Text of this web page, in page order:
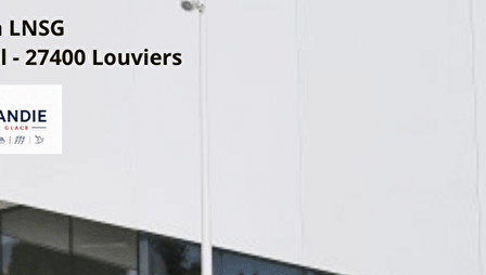
Exporter les lignes sélectionnées
Exporter toutes les colonnes
Exporter uniquement les colonnes affichées
<
>
ARTICLES 2023.2024
?>